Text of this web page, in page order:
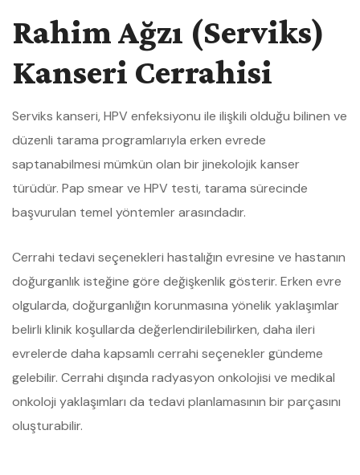
Rahim Ağzı (Serviks)
Kanseri Cerrahisi
Serviks kanseri, HPV enfeksiyonu ile ilişkili olduğu bilinen ve
düzenli tarama programlarıyla erken evrede
saptanabilmesi mümkün olan bir jinekolojik kanser
türüdür. Pap smear ve HPV testi, tarama sürecinde
başvurulan temel yöntemler arasındadır.
Cerrahi tedavi seçenekleri hastalığın evresine ve hastanın
doğurganlık isteğine göre değişkenlik gösterir. Erken evre
olgularda, doğurganlığın korunmasına yönelik yaklaşımlar
belirli klinik koşullarda değerlendirilebilirken, daha ileri
evrelerde daha kapsamlı cerrahi seçenekler gündeme
gelebilir. Cerrahi dışında radyasyon onkolojisi ve medikal
onkoloji yaklaşımları da tedavi planlamasının bir parçasını
oluşturabilir.